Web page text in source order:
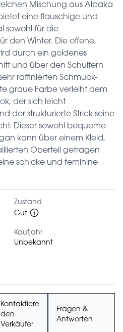
Mischung aus Alpaka
eine flauschige und
sowohl für die
den Winter. Die offene,
durch ein goldenes
und über den Schultern
raffinierten Schmuck-
graue Farbe verleiht dem
der sich leicht
der strukturierte Strick seine
Dieser sowohl bequeme
kann über einem Kleid,
Oberteil getragen
schicke und feminine
Zustand
Gut
Kaufjahr
Unbekannt
Kontaktiere
den
Verkäufer
Fragen &
Antworten